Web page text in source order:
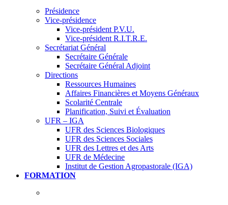
Présidence
Vice-présidence
Vice-président P.V.U.
Vice-président R.I.T.R.E.
Secrétariat Général
Secrétaire Générale
Secrétaire Général Adjoint
Directions
Ressources Humaines
Affaires Financières et Moyens Généraux
Scolarité Centrale
Planification, Suivi et Évaluation
UFR – IGA
UFR des Sciences Biologiques
UFR des Sciences Sociales
UFR des Lettres et des Arts
UFR de Médecine
Institut de Gestion Agropastorale (IGA)
FORMATION